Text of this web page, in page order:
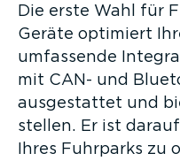
Die erste Wahl für
Geräte optimiert
umfassende
mit CAN- und
ausge­stattet und
stellen. Er ist
Ihres Fuhrparks zu